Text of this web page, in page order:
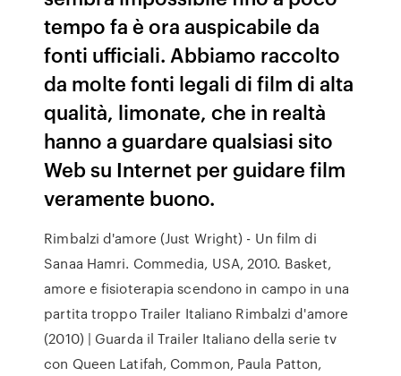
tempo fa è ora auspicabile da
fonti ufficiali. Abbiamo raccolto
da molte fonti legali di film di alta
qualità, limonate, che in realtà
hanno a guardare qualsiasi sito
Web su Internet per guidare film
veramente buono.
Rimbalzi d'amore (Just Wright) - Un film di
Sanaa Hamri. Commedia, USA, 2010. Basket,
amore e fisioterapia scendono in campo in una
partita troppo Trailer Italiano Rimbalzi d'amore
(2010) | Guarda il Trailer Italiano della serie tv
con Queen Latifah, Common, Paula Patton,